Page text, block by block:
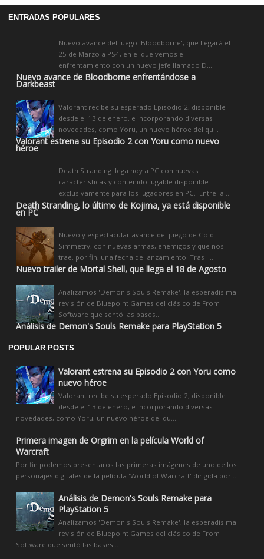
ENTRADAS POPULARES
Nuevo avance de Bloodborne enfrentándose a
Darkbeast
Nuevo avance del juego 'Bloodborne', que llegará el
25 de Marzo a PS4, en el que vemos el
enfrentamiento con un nuevo jefe llamado D...
Valorant estrena su Episodio 2 con Yoru como nuevo
héroe
Valorant recibe su esperado Episodio 2, disponible
desde el 13 de enero, e incorporando diversas
novedades, como Yoru, un nuevo héroe del qu...
Death Stranding, lo último de Kojima, ya está disponible
en PC
Death Stranding llega hoy a PC con nuevas
características y contenido jugable disponible
exclusivamente para los jugadores en PC. Entre la...
Nuevo trailer de Mortal Shell, que llega el 18 de Agosto
Nuevo y espectacular avance del juego de Cold
Simmetry, con nuevas armas, enemigos y que nos
trae, por fin, una fecha de lanzamiento. Tras l...
Análisis de Demon's Souls Remake para PlayStation 5
Analizamos 'Demon's Souls Remake', la esperadísima
revisión de Bluepoint Games del clásico de From
Software que sentó las bases...
POPULAR POSTS
Valorant estrena su Episodio 2 con Yoru como
nuevo héroe
Valorant recibe su esperado Episodio 2, disponible
desde el 13 de enero, e incorporando diversas
novedades, como Yoru, un nuevo héroe del qu...
Primera imagen de Orgrim en la película World of
Warcraft
Por fin podemos presentaros las primeras imágenes de uno de los
personajes digitales de la película 'World of Warcraft' dirigida por...
Análisis de Demon's Souls Remake para
PlayStation 5
Analizamos 'Demon's Souls Remake', la esperadísima
revisión de Bluepoint Games del clásico de From
Software que sentó las bases...